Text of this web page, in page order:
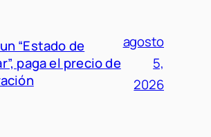
“Estado de
paga el precio de
agosto
5,
2026